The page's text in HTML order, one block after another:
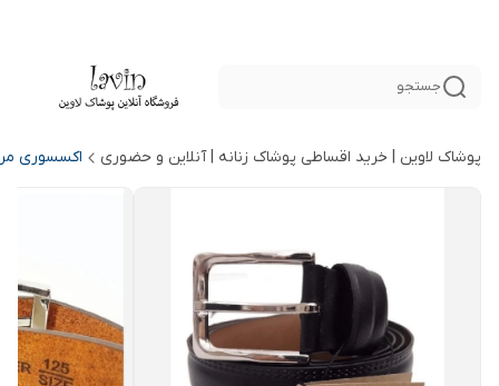
جستجو
پوشاک لاوین | خرید اقساطی پوشاک زنانه | آنلاین و حضوری اکسسوری